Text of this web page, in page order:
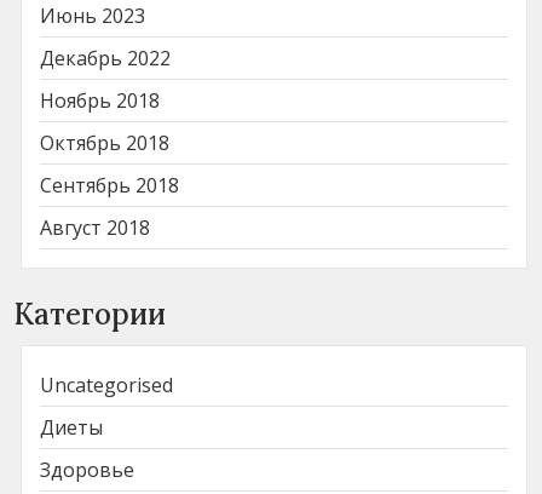
Июнь 2023
Декабрь 2022
Ноябрь 2018
Октябрь 2018
Сентябрь 2018
Август 2018
Категории
Uncategorised
Диеты
Здоровье